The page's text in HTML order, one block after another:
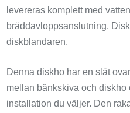
levereras komplett med
bräddavloppsanslutning.
diskblandaren.
Denna diskho har en slät
mellan bänkskiva och diskho
installation du väljer. Den